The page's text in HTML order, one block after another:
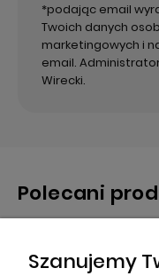
*podając email
Twoich danych
marketingowych i
email.
Wirecki.
Polecani
Szanujemy